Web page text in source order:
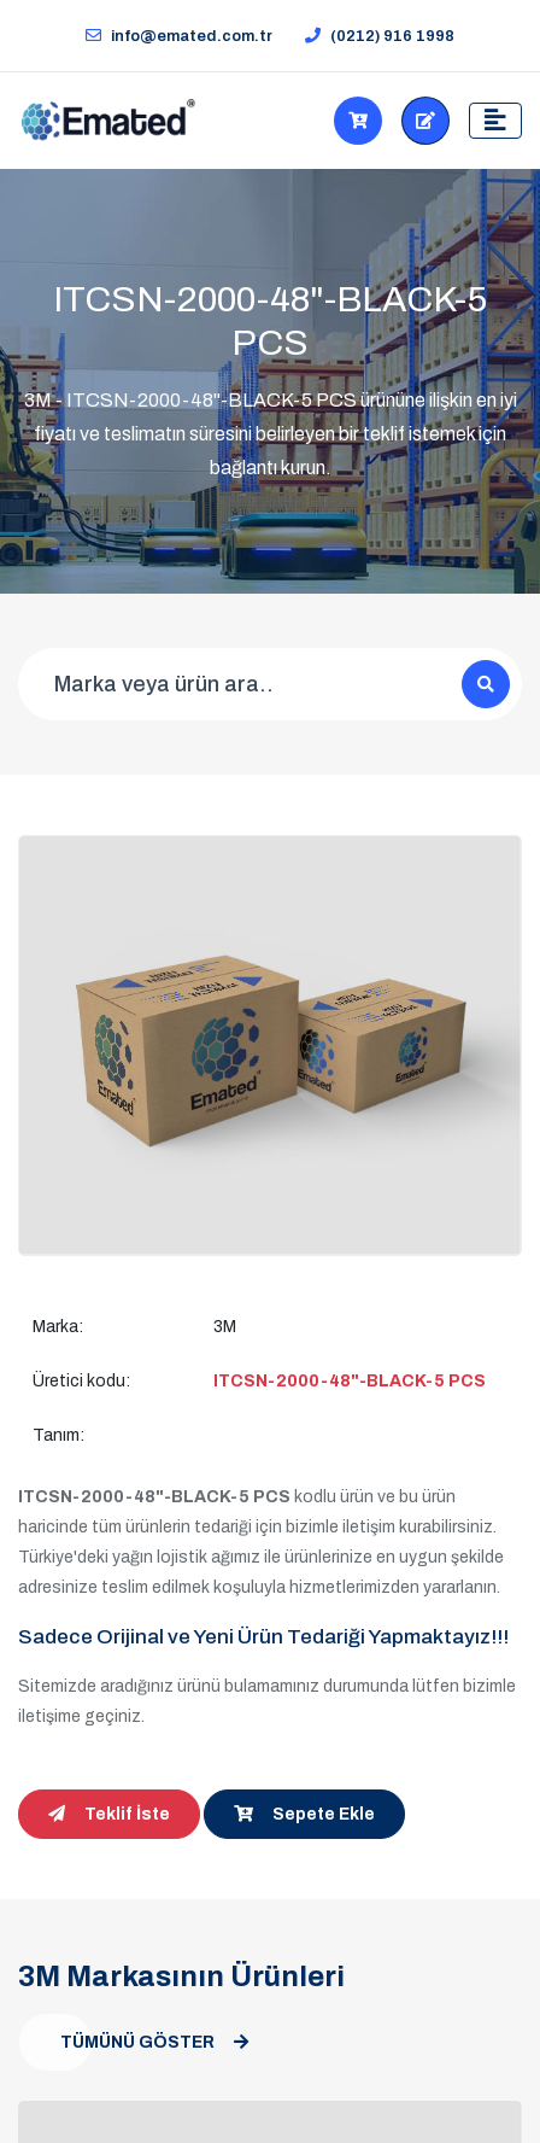
info@emated.com.tr (0212) 916 1998
ITCSN-2000-48"-BLACK-5
PCS
3M - ITCSN-2000-48"-BLACK-5 PCS ürününe ilişkin en iyi
fiyatı ve teslimatın süresini belirleyen bir teklif istemek için
bağlantı kurun.
Marka: 3M
Üretici kodu: ITCSN-2000-48"-BLACK-5 PCS
Tanım:
ITCSN-2000-48"-BLACK-5 PCS kodlu ürün ve bu ürün
haricinde tüm ürünlerin tedariği için bizimle iletişim kurabilirsiniz.
Türkiye'deki yağın lojistik ağımız ile ürünlerinize en uygun şekilde
adresinize teslim edilmek koşuluyla hizmetlerimizden yararlanın.
Sadece Orijinal ve Yeni Ürün Tedariği Yapmaktayız!!!
Sitemizde aradığınız ürünü bulamamınız durumunda lütfen bizimle
iletişime geçiniz.
Teklif İste Sepete Ekle
3M Markasının Ürünleri
TÜMÜNÜ GÖSTER